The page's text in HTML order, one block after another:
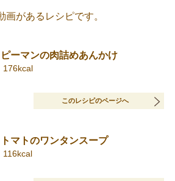
画があるレシピです。
ピーマンの肉詰めあんかけ
176kcal
このレシピのページへ
トマトのワンタンスープ
116kcal